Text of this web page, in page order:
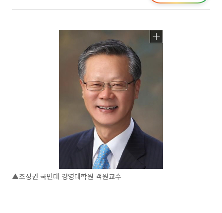
▲조성권 국민대 경영대학원 객원교수